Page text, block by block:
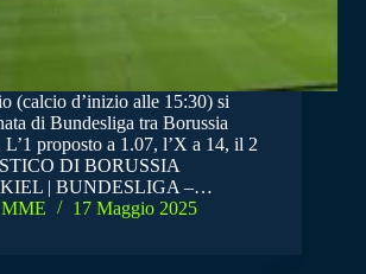
(calcio d’inizio alle 15:30) si
di Bundesliga tra Borussia
proposto a 1.07, l’X a 14, il 2
DI BORUSSIA
| BUNDESLIGA –…
MME
17 Maggio 2025